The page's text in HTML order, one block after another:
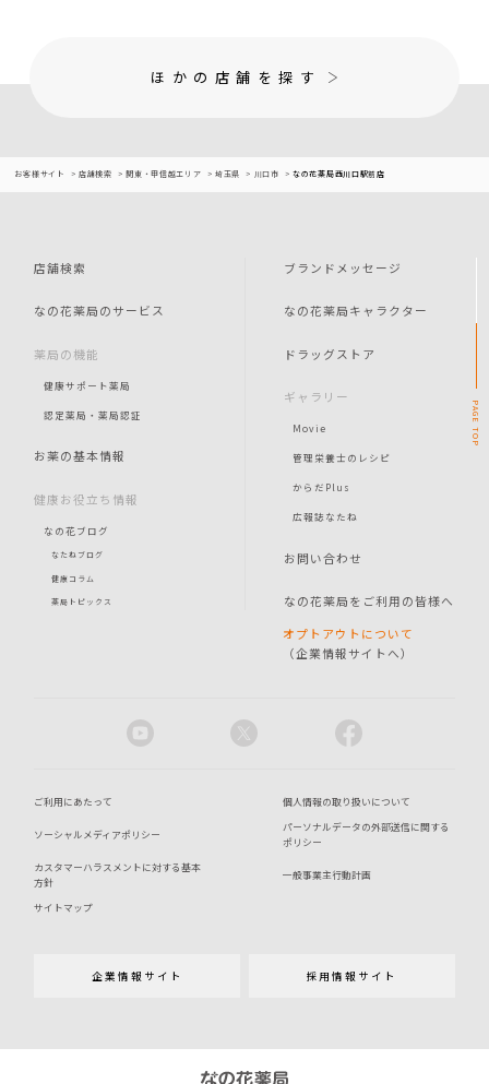
ほかの店舗を探す
お客様サイト 店舗検索 関東・甲信越エリア 埼玉県 川口市 なの花薬局西川口駅前店
店舗検索
なの花薬局のサービス
薬局の機能
健康サポート薬局
認定薬局・薬局認証
お薬の基本情報
健康お役立ち情報
なの花ブログ
なたねブログ
健康コラム
薬局トピックス
ブランドメッセージ
なの花薬局キャラクター
ドラッグストア
ギャラリー
Movie
管理栄養士のレシピ
からだPlus
広報誌なたね
お問い合わせ
なの花薬局をご利用の皆様へ
オプトアウトについて
（企業情報サイトへ）
企業情報サイト 採用情報サイト
ご利用にあたって 個人情報の取り扱いについて
ソーシャルメディアポリシー
パーソナルデータの外部送信に関する
ポリシー
カスタマーハラスメントに対する基本
方針
一般事業主行動計画
サイトマップ
PAGE
TOP